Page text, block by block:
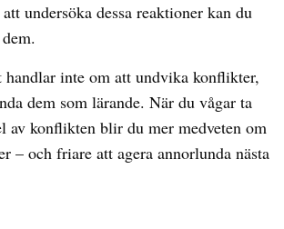
undersöka dessa reaktioner kan du
inte om att undvika konflikter,
dem som lärande. När du vågar ta
av konflikten blir du mer medveten om
– och friare att agera annorlunda nästa